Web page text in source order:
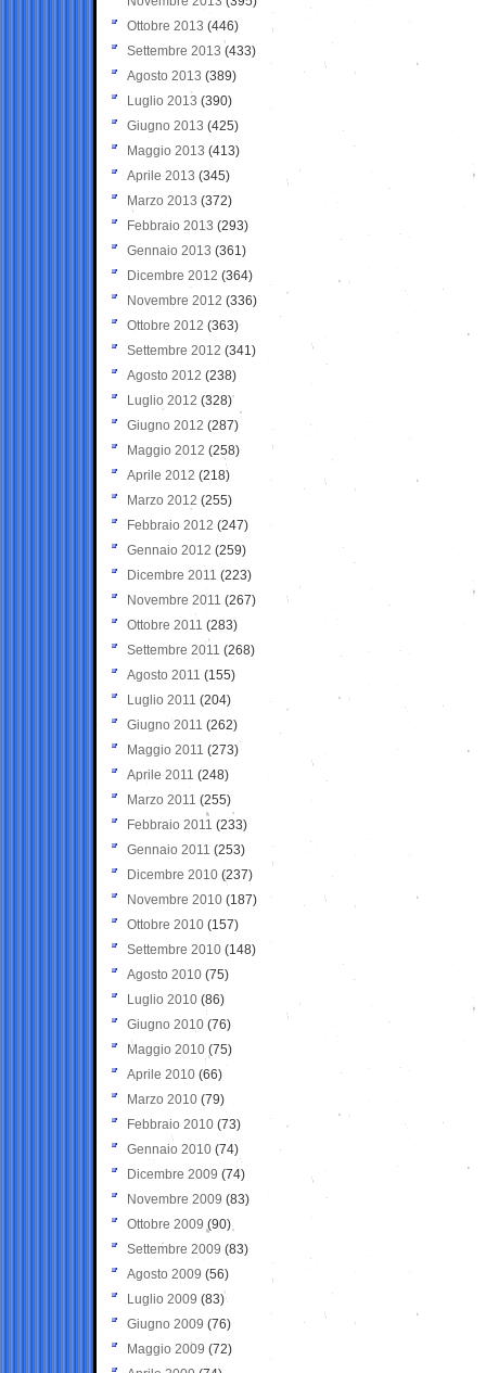
Ottobre 2013 (446)
Settembre 2013 (433)
Agosto 2013 (389)
Luglio 2013 (390)
Giugno 2013 (425)
Maggio 2013 (413)
Aprile 2013 (345)
Marzo 2013 (372)
Febbraio 2013 (293)
Gennaio 2013 (361)
Dicembre 2012 (364)
Novembre 2012 (336)
Ottobre 2012 (363)
Settembre 2012 (341)
Agosto 2012 (238)
Luglio 2012 (328)
Giugno 2012 (287)
Maggio 2012 (258)
Aprile 2012 (218)
Marzo 2012 (255)
Febbraio 2012 (247)
Gennaio 2012 (259)
Dicembre 2011 (223)
Novembre 2011 (267)
Ottobre 2011 (283)
Settembre 2011 (268)
Agosto 2011 (155)
Luglio 2011 (204)
Giugno 2011 (262)
Maggio 2011 (273)
Aprile 2011 (248)
Marzo 2011 (255)
Febbraio 2011 (233)
Gennaio 2011 (253)
Dicembre 2010 (237)
Novembre 2010 (187)
Ottobre 2010 (157)
Settembre 2010 (148)
Agosto 2010 (75)
Luglio 2010 (86)
Giugno 2010 (76)
Maggio 2010 (75)
Aprile 2010 (66)
Marzo 2010 (79)
Febbraio 2010 (73)
Gennaio 2010 (74)
Dicembre 2009 (74)
Novembre 2009 (83)
Ottobre 2009 (90)
Settembre 2009 (83)
Agosto 2009 (56)
Luglio 2009 (83)
Giugno 2009 (76)
Maggio 2009 (72)